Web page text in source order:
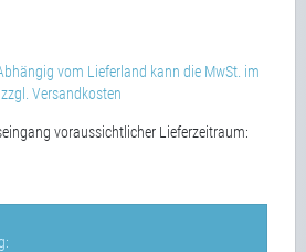
vom Lieferland kann die MwSt. im
Versandkosten
voraussichtlicher Lieferzeitraum: